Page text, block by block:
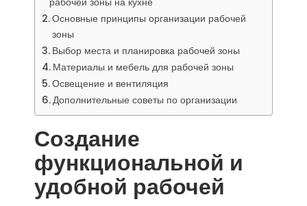
Основные принципы организации рабочей
зоны
Выбор места и планировка рабочей зоны
Материалы и мебель для рабочей зоны
Освещение и вентиляция
Дополнительные советы по организации
Создание
функциональной и
удобной рабочей